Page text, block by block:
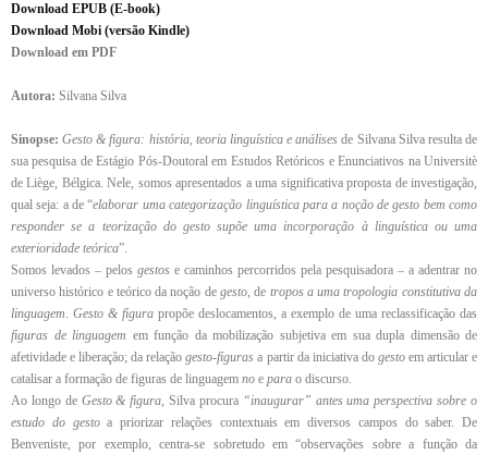
Download EPUB (E-book)
Download Mobi (versão Kindle)
Download em PDF
Autora: Silvana Silva
Sinopse: Gesto& figura: história, teoria linguística e análises de Silvana Silva resulta de
sua pesquisa de Estágio Pós-Doutoral em Estudos Retóricos e Enunciativos na Universitè
de Liège, Bélgica. Nele, somos apresentados a uma significativa proposta de investigação,
qual seja: a de “elaborar uma categorização linguística para a noção de gesto bem como
responder se a teorização do gesto supõe uma incorporação à linguística ou uma
exterioridade teórica”.
Somos levados – pelos gestos e caminhos percorridos pela pesquisadora – a adentrar no
universo histórico e teórico da noção de gesto, de tropos a uma tropologia constitutiva da
linguagem. Gesto & figura propõe deslocamentos, a exemplo de uma reclassificação das
figuras de linguagem em função da mobilização subjetiva em sua dupla dimensão de
afetividade e liberação; da relaçãogesto-figuras a partir da iniciativa do gesto em articular e
catalisar a formação de figuras de linguagem no e para o discurso.
Ao longo de Gesto & figura, Silva procura “inaugurar” antes uma perspectiva sobre o
estudo do gestoa priorizar relações contextuais em diversos campos do saber. De
Benveniste, por exemplo, centra-se sobretudo em “observações sobre a função da